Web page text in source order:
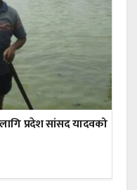
प्रदेश सांसद यादवको